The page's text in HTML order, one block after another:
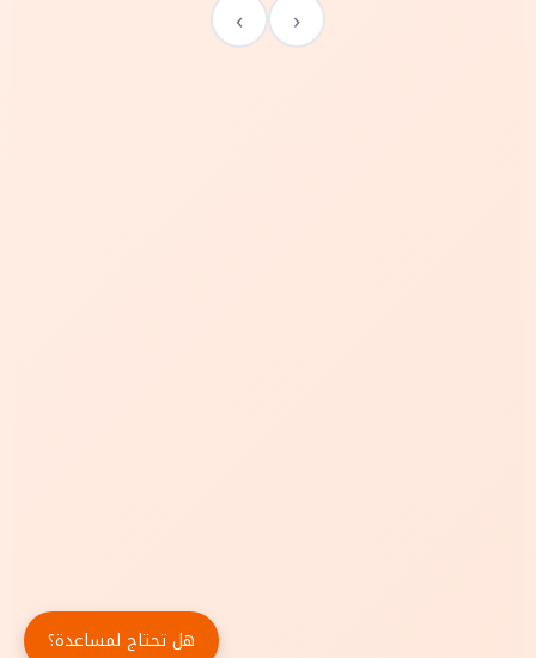
‹
›
هل تحتاج لمساعدة؟